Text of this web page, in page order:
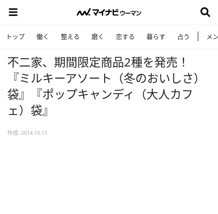
トップ 働く 整える 磨く 恋する 暮らす 占う メ
不二家、期間限定商品2種を発売！
『ミルキーアソート（冬のおいしさ）
袋』『ポップキャンディ（大人カフ
ェ）袋』
作成: 2014.10.11